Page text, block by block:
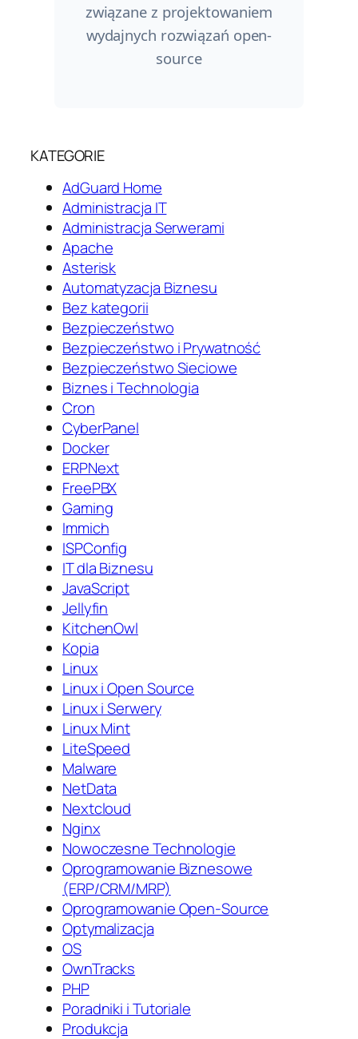
związane z projektowaniem
wydajnych rozwiązań open-
source
KATEGORIE
AdGuard Home
Administracja IT
Administracja Serwerami
Apache
Asterisk
Automatyzacja Biznesu
Bez kategorii
Bezpieczeństwo
Bezpieczeństwo i Prywatność
Bezpieczeństwo Sieciowe
Biznes i Technologia
Cron
CyberPanel
Docker
ERPNext
FreePBX
Gaming
Immich
ISPConfig
IT dla Biznesu
JavaScript
Jellyfin
KitchenOwl
Kopia
Linux
Linux i Open Source
Linux i Serwery
Linux Mint
LiteSpeed
Malware
NetData
Nextcloud
Nginx
Nowoczesne Technologie
Oprogramowanie Biznesowe
(ERP/CRM/MRP)
Oprogramowanie Open-Source
Optymalizacja
OS
OwnTracks
PHP
Poradniki i Tutoriale
Produkcja